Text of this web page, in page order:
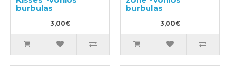
burbulas
3,00€
burbulas
3,00€